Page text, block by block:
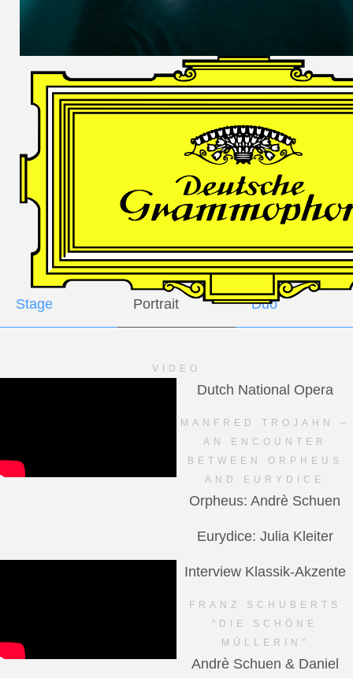
Andrè Schuen,
Baritone
Daniel Heide,
Piano
GALLERY
Stage Portrait Duo
VIDEO
Dutch National Opera
MANFRED TROJAHN –
AN ENCOUNTER
BETWEEN ORPHEUS
AND EURYDICE
Orpheus: Andrè Schuen
Eurydice: Julia Kleiter
Interview Klassik-Akzente
FRANZ SCHUBERTS
"DIE SCHÖNE
MÜLLERIN"
Andrè Schuen & Daniel